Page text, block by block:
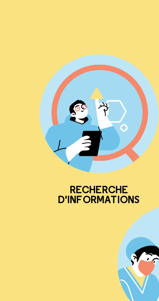
RECHERCHE
D'INFORMATIONS